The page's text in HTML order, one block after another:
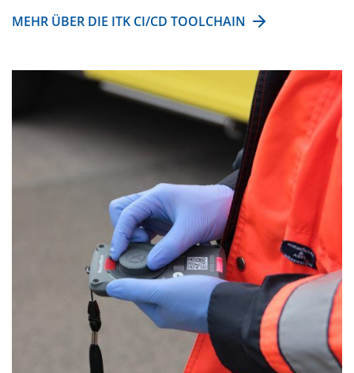
MEHR ÜBER DIE ITK CI/CD TOOLCHAIN